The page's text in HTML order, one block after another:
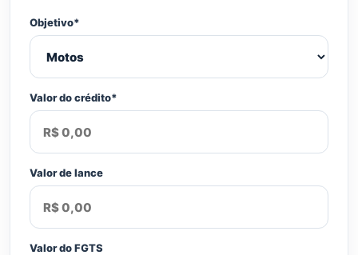
Objetivo*
Valor do crédito*
Valor de lance
Valor do FGTS